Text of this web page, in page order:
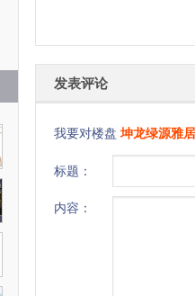
发表评论
我要对楼盘 坤龙绿源雅居
标题：
内容：